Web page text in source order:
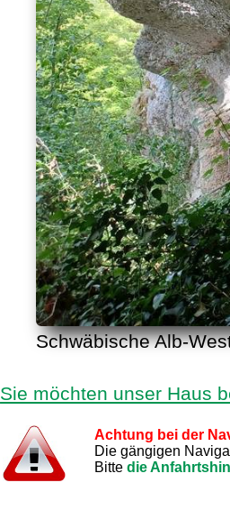
Schwäbische Alb-
Sie möchten unser Haus
Achtung bei der
Die gängigen
Bitte die